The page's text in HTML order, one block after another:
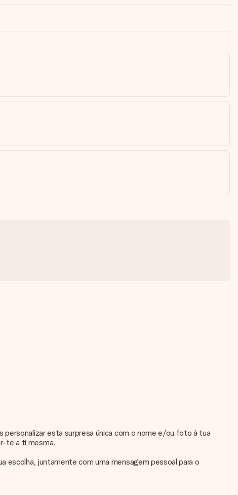
esta surpresa única com o nome e/ou foto à tua
te a ti mesma.
juntamente com uma mensagem pessoal para o